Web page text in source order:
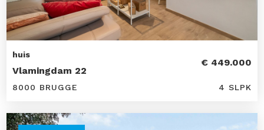
huis
Vlamingdam 22
€ 449.000
8000 BRUGGE 4 SLPK